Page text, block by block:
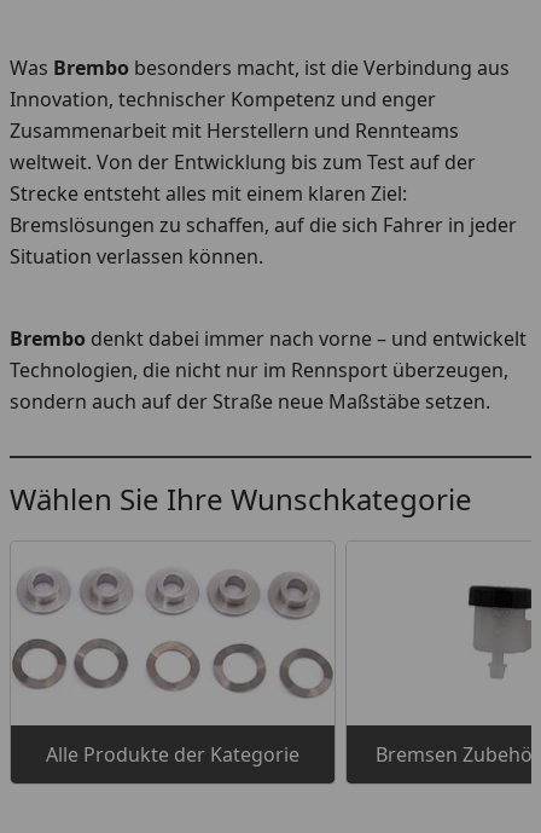
Was Brembo besonders macht, ist die Verbindung aus
Innovation, technischer Kompetenz und enger
Zusammenarbeit mit Herstellern und Rennteams
weltweit. Von der Entwicklung bis zum Test auf der
Strecke entsteht alles mit einem klaren Ziel:
Bremslösungen zu schaffen, auf die sich Fahrer in jeder
Situation verlassen können.
Brembo denkt dabei immer nach vorne – und entwickelt
Technologien, die nicht nur im Rennsport überzeugen,
sondern auch auf der Straße neue Maßstäbe setzen.
Wählen Sie Ihre Wunschkategorie
Alle Produkte der Kategorie Bremsen